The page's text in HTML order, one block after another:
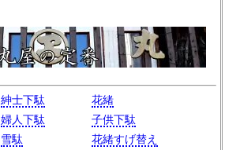
紳士下駄
婦人下駄
雪駄
花緒
子供下駄
花緒すげ替え